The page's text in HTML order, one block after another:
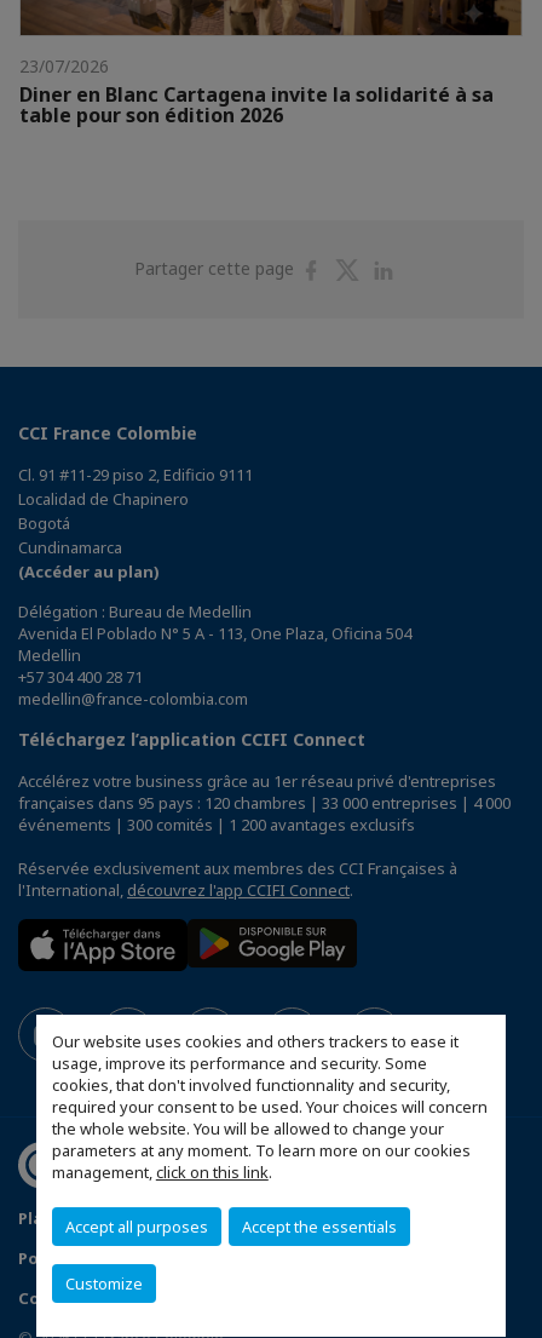
Our website uses cookies and others trackers to ease it
usage, improve its performance and security. Some
cookies, that don't involved functionnality and security,
required your consent to be used. Your choices will concern
the whole website. You will be allowed to change your
parameters at any moment. To learn more on our cookies
management,click on this link.
Accept all purposes Accept the essentials
Customize
23/07/2026
Diner en Blanc Cartagena invite la solidarité à sa
table pour son édition 2026
Partager cette page
PartagerPartager
CCI France Colombie
Cl. 91 #11-29 piso 2, Edificio 9111
Localidad de Chapinero
Bogotá
Cundinamarca
(Accéder au plan)
Délégation : Bureau de Medellin
Avenida El Poblado N° 5 A - 113, One Plaza, Oficina 504
Medellin
+57 304 400 28 71
medellin@france-colombia.com
Téléchargez l’application CCIFI Connect
Accélérez votre business grâce au 1er réseau privé d'entreprises
françaises dans 95 pays : 120 chambres | 33 000 entreprises | 4 000
événements | 300 comités | 1 200 avantages exclusifs
Réservée exclusivement aux membres des CCI Françaises à
l'International, découvrez l'app CCIFI Connect.
Plan du site
Mentions légales
Politique de confidentialité
Configurer vos préférences cookies